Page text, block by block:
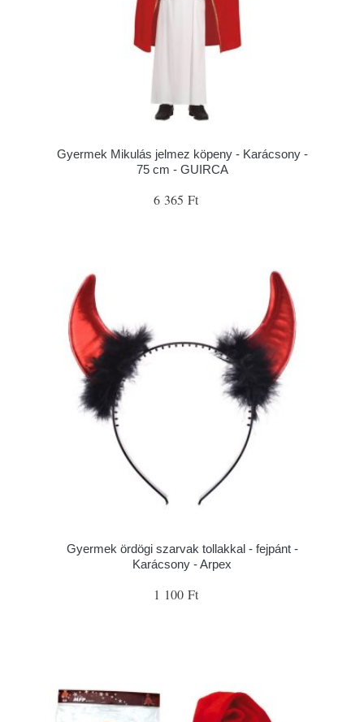
Gyermek Mikulás jelmez köpeny - Karácsony -
75 cm - GUIRCA
6 365 Ft
Gyermek ördögi szarvak tollakkal - fejpánt -
Karácsony - Arpex
1 100 Ft